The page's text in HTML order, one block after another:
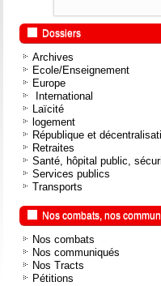
Dossiers
Archives
Ecole/Enseignement
Europe
International
Laïcité
logement
République et
Retraites
Santé, hôpital public,
Services publics
Transports
Nos combats, nos
Nos combats
Nos communiqués
Nos Tracts
Pétitions